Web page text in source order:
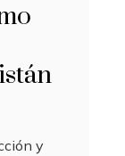
y